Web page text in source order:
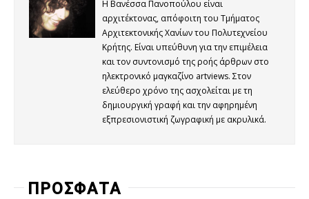
Η Βανέσσα Πανοπούλου είναι
αρχιτέκτονας, απόφοιτη του Τμήματος
Αρχιτεκτονικής Χανίων του Πολυτεχνείου
Κρήτης. Είναι υπεύθυνη για την επιμέλεια
και τον συντονισμό της ροής άρθρων στο
ηλεκτρονικό μαγκαζίνο artviews. Στον
ελεύθερο χρόνο της ασχολείται με τη
δημιουργική γραφή και την αφηρημένη
εξπρεσιονιστική ζωγραφική με ακρυλικά.
ΠΡΟΣΦΑΤΑ